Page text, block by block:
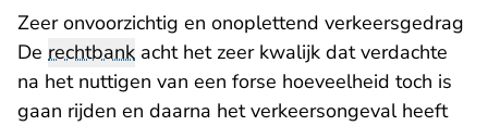
Zeer onvoorzichtig en onoplettend verkeersgedrag
De rechtbank acht het zeer kwalijk dat verdachte
na het nuttigen van een forse hoeveelheid toch is
gaan rijden en daarna het verkeersongeval heeft